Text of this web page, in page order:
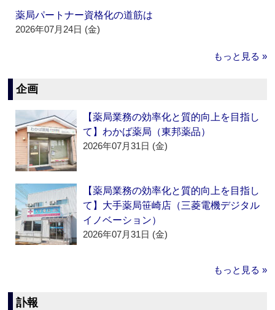
薬局パートナー資格化の道筋は
2026年07月24日 (金)
もっと見る »
企画
【薬局業務の効率化と質的向上を目指し
て】わかば薬局（東邦薬品）
2026年07月31日 (金)
【薬局業務の効率化と質的向上を目指し
て】大手薬局笹崎店（三菱電機デジタル
イノベーション）
2026年07月31日 (金)
もっと見る »
訃報